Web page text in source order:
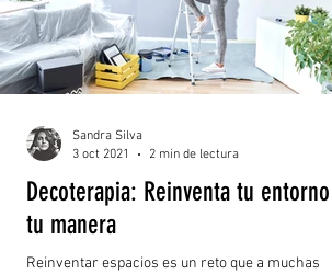
Decoterapia: Reinventa tu entorno a
tu manera
Reinventar espacios es un reto que a muchas
Sandra Silva
3 oct 2021
2 min de lectura